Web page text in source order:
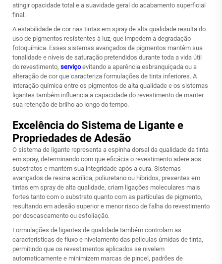
atingir opacidade total e a suavidade geral do acabamento superficial
final.
A estabilidade de cor nas tintas em spray de alta qualidade resulta do
uso de pigmentos resistentes à luz, que impedem a degradação
fotoquímica. Esses sistemas avançados de pigmentos mantêm sua
tonalidade e níveis de saturação pretendidos durante toda a vida útil
do revestimento, serviçoevitando a aparência esbranquiçada ou a
alteração de cor que caracteriza formulações de tinta inferiores. A
interação química entre os pigmentos de alta qualidade e os sistemas
ligantes também influencia a capacidade do revestimento de manter
sua retenção de brilho ao longo do tempo.
Excelência do Sistema de Ligante e
Propriedades de Adesão
O sistema de ligante representa a espinha dorsal da qualidade da tinta
em spray, determinando com que eficácia o revestimento adere aos
substratos e mantém sua integridade após a cura. Sistemas
avançados de resina acrílica, poliuretano ou híbridos, presentes em
tintas em spray de alta qualidade, criam ligações moleculares mais
fortes tanto com o substrato quanto com as partículas de pigmento,
resultando em adesão superior e menor risco de falha do revestimento
por descascamento ou esfoliação.
Formulações de ligantes de qualidade também controlam as
características de fluxo e nivelamento das películas úmidas de tinta,
permitindo que os revestimentos aplicados se nivelem
automaticamente e minimizem marcas de pincel, padrões de